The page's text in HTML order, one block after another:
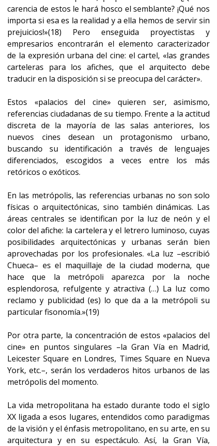
carencia de estos le hará hosco el semblante? ¡Qué nos
importa si esa es la realidad y a ella hemos de servir sin
prejuicios!»(18) Pero enseguida proyectistas y
empresarios encontrarán el elemento caracterizador
de la expresión urbana del cine: el cartel, «las grandes
carteleras para los afiches, que el arquitecto debe
traducir en la disposición si se preocupa del carácter».
Estos «palacios del cine» quieren ser, asimismo,
referencias ciudadanas de su tiempo. Frente a la actitud
discreta de la mayoría de las salas anteriores, los
nuevos cines desean un protagonismo urbano,
buscando su identificación a través de lenguajes
diferenciados, escogidos a veces entre los más
retóricos o exóticos.
En las metrópolis, las referencias urbanas no son solo
físicas o arquitectónicas, sino también dinámicas. Las
áreas centrales se identifican por la luz de neón y el
color del afiche: la cartelera y el letrero luminoso, cuyas
posibilidades arquitectónicas y urbanas serán bien
aprovechadas por los profesionales. «La luz –escribió
Chueca– es el maquillaje de la ciudad moderna, que
hace que la metrópoli aparezca por la noche
esplendorosa, refulgente y atractiva (…) La luz como
reclamo y publicidad (es) lo que da a la metrópoli su
particular fisonomía.»(19)
Por otra parte, la concentración de estos «palacios del
cine» en puntos singulares –la Gran Vía en Madrid,
Leicester Square en Londres, Times Square en Nueva
York, etc.–, serán los verdaderos hitos urbanos de las
metrópolis del momento.
La vida metropolitana ha estado durante todo el siglo
XX ligada a esos lugares, entendidos como paradigmas
de la visión y el énfasis metropolitano, en su arte, en su
arquitectura y en su espectáculo. Así, la Gran Vía,